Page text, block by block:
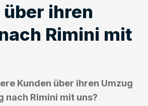
ihren
Rimini mit
Kunden über ihren Umzug
nach Rimini mit uns?